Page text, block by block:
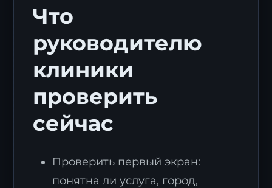
Что
руководителю
клиники
проверить
сейчас
Проверить первый экран:
понятна ли услуга, город,